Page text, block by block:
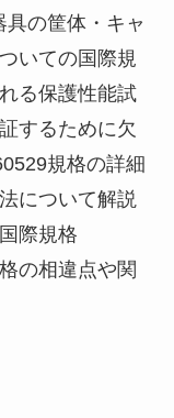
具の筐体・キャ
いての国際規
る保護性能試
するために欠
規格の詳細
について解説
際規格
の相違点や関